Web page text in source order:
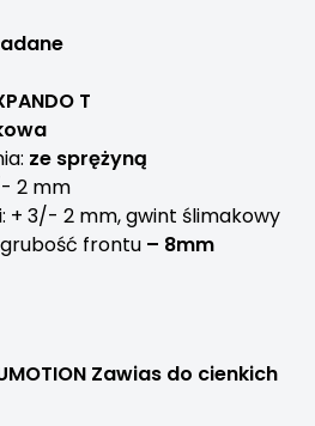
T
ze sprężyną
2 mm
+ 3/- 2 mm, gwint ślimakowy
frontu – 8mm
Zawias do cienkich